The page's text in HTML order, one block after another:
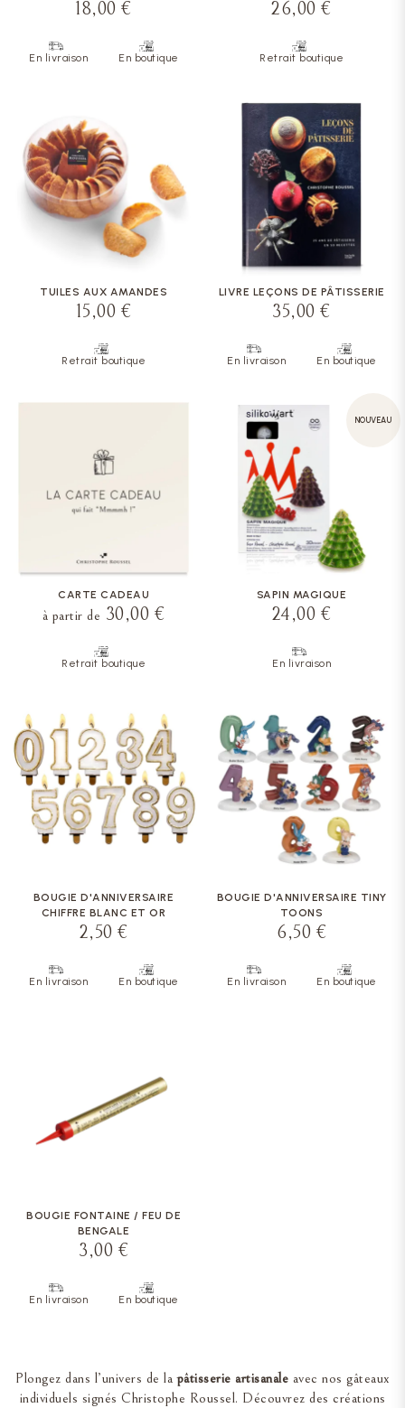
18,00 €
En livraison En boutique
26,00 €
Retrait boutique
TUILES AUX AMANDES
15,00 €
Retrait boutique
LIVRE LEÇONS DE PÂTISSERIE
35,00 €
En livraison En boutique
CARTE CADEAU
à partir de 30,00 €
Retrait boutique
NOUVEAU
SAPIN MAGIQUE
24,00 €
En livraison
BOUGIE D'ANNIVERSAIRE
CHIFFRE BLANC ET OR
2,50 €
En livraison En boutique
BOUGIE D'ANNIVERSAIRE TINY
TOONS
6,50 €
En livraison En boutique
BOUGIE FONTAINE / FEU DE
BENGALE
3,00 €
En livraison En boutique
Plongez dans l’univers de lapâtisserie artisanale avec nos gâteaux
individuels signés Christophe Roussel. Découvrez des créations